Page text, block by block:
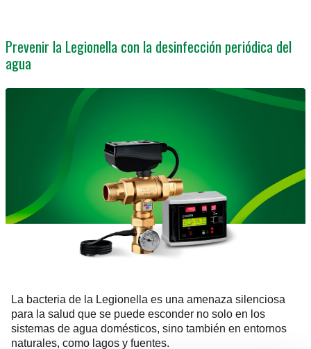
Prevenir la Legionella con la desinfección periódica del
agua
La bacteria de la Legionella es una amenaza silenciosa
para la salud que se puede esconder no solo en los
sistemas de agua domésticos, sino también en entornos
naturales, como lagos y fuentes.